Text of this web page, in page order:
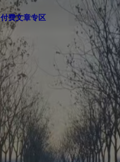
付费文章专区